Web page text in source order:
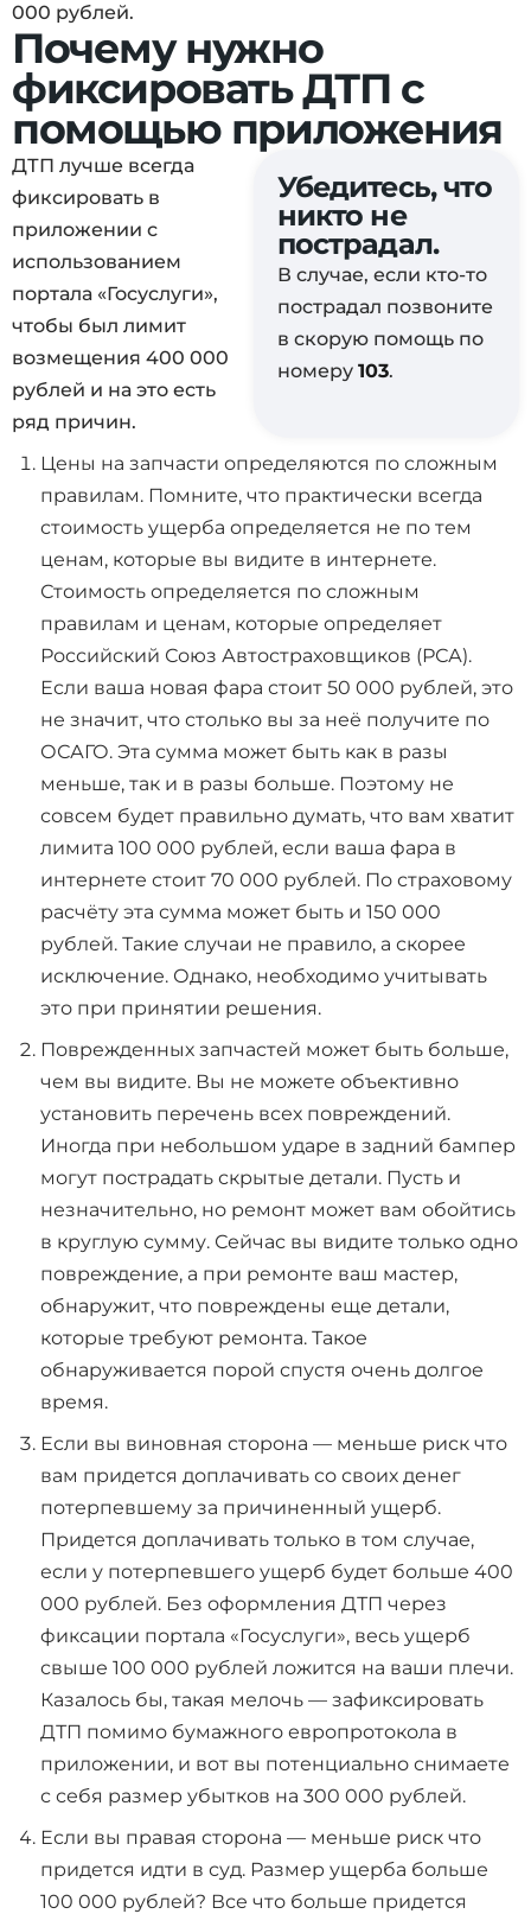
000 рублей.
Почему нужно
фиксировать ДТП с
помощью приложения
ДТП лучше всегда
фиксировать в
приложении с
использованием
портала «Госуслуги»,
чтобы был лимит
возмещения 400 000
рублей и на это есть
ряд причин.
Убедитесь, что
никто не
пострадал.
В случае, если кто-то
пострадал позвоните
в скорую помощь по
номеру 103.
Цены на запчасти определяются по сложным
правилам. Помните, что практически всегда
стоимость ущерба определяется не по тем
ценам, которые вы видите в интернете.
Стоимость определяется по сложным
правилам и ценам, которые определяет
Российский Союз Автостраховщиков (РСА).
Если ваша новая фара стоит 50 000 рублей, это
не значит, что столько вы за неё получите по
ОСАГО. Эта сумма может быть как в разы
меньше, так и в разы больше. Поэтому не
совсем будет правильно думать, что вам хватит
лимита 100 000 рублей, если ваша фара в
интернете стоит 70 000 рублей. По страховому
расчёту эта сумма может быть и 150 000
рублей. Такие случаи не правило, а скорее
исключение. Однако, необходимо учитывать
это при принятии решения.
Поврежденных запчастей может быть больше,
чем вы видите. Вы не можете объективно
установить перечень всех повреждений.
Иногда при небольшом ударе в задний бампер
могут пострадать скрытые детали. Пусть и
незначительно, но ремонт может вам обойтись
в круглую сумму. Сейчас вы видите только одно
повреждение, а при ремонте ваш мастер,
обнаружит, что повреждены еще детали,
которые требуют ремонта. Такое
обнаруживается порой спустя очень долгое
время.
Если вы виновная сторона — меньше риск что
вам придется доплачивать со своих денег
потерпевшему за причиненный ущерб.
Придется доплачивать только в том случае,
если у потерпевшего ущерб будет больше 400
000 рублей. Без оформления ДТП через
фиксации портала «Госуслуги», весь ущерб
свыше 100 000 рублей ложится на ваши плечи.
Казалось бы, такая мелочь — зафиксировать
ДТП помимо бумажного европротокола в
приложении, и вот вы потенциально снимаете
с себя размер убытков на 300 000 рублей.
Если вы правая сторона — меньше риск что
придется идти в суд. Размер ущерба больше
100 000 рублей? Все что больше придется